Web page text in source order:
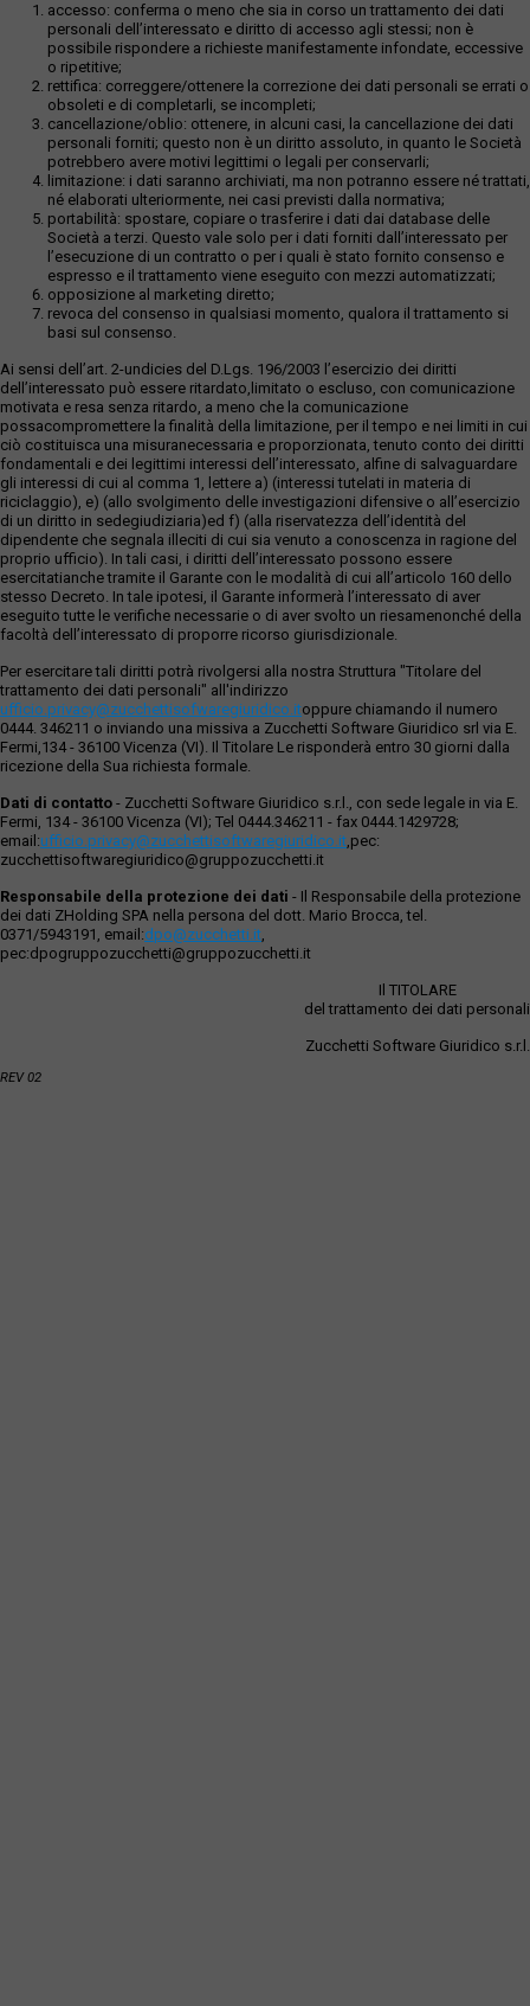
accesso: conferma o meno che sia in corso un trattamento dei dati
personali dell’interessato e diritto di accesso agli stessi; non è
possibile rispondere a richieste manifestamente infondate, eccessive
o ripetitive;
rettifica: correggere/ottenere la correzione dei dati personali se errati o
obsoleti e di completarli, se incompleti;
cancellazione/oblio: ottenere, in alcuni casi, la cancellazione dei dati
personali forniti; questo non è un diritto assoluto, in quanto le Società
potrebbero avere motivi legittimi o legali per conservarli;
limitazione: i dati saranno archiviati, ma non potranno essere né trattati,
né elaborati ulteriormente, nei casi previsti dalla normativa;
portabilità: spostare, copiare o trasferire i dati dai database delle
Società a terzi. Questo vale solo per i dati forniti dall’interessato per
l’esecuzione di un contratto o per i quali è stato fornito consenso e
espresso e il trattamento viene eseguito con mezzi automatizzati;
opposizione al marketing diretto;
revoca del consenso in qualsiasi momento, qualora il trattamento si
basi sul consenso.
Ai sensi dell’art. 2-undicies del D.Lgs. 196/2003 l’esercizio dei diritti
dell’interessato può essere ritardato,limitato o escluso, con comunicazione
motivata e resa senza ritardo, a meno che la comunicazione
possacompromettere la finalità della limitazione, per il tempo e nei limiti in cui
ciò costituisca una misuranecessaria e proporzionata, tenuto conto dei diritti
fondamentali e dei legittimi interessi dell’interessato, alfine di salvaguardare
gli interessi di cui al comma 1, lettere a) (interessi tutelati in materia di
riciclaggio), e) (allo svolgimento delle investigazioni difensive o all’esercizio
di un diritto in sedegiudiziaria)ed f) (alla riservatezza dell’identità del
dipendente che segnala illeciti di cui sia venuto a conoscenza in ragione del
proprio ufficio). In tali casi, i diritti dell’interessato possono essere
esercitatianche tramite il Garante con le modalità di cui all’articolo 160 dello
stesso Decreto. In tale ipotesi, il Garante informerà l’interessato di aver
eseguito tutte le verifiche necessarie o di aver svolto un riesamenonché della
facoltà dell’interessato di proporre ricorso giurisdizionale.
Per esercitare tali diritti potrà rivolgersi alla nostra Struttura "Titolare del
trattamento dei dati personali" all'indirizzo
ufficio.privacy@zucchettisofwaregiuridico.itoppure chiamando il numero
0444. 346211 o inviando una missiva a Zucchetti Software Giuridico srl via E.
Fermi,134 - 36100 Vicenza (VI). Il Titolare Le risponderà entro 30 giorni dalla
ricezione della Sua richiesta formale.
Dati di contatto - Zucchetti Software Giuridico s.r.l., con sede legale in via E.
Fermi, 134 - 36100 Vicenza (VI); Tel 0444.346211 - fax 0444.1429728;
email:ufficio.privacy@zucchettisoftwaregiuridico.it,pec:
zucchettisoftwaregiuridico@gruppozucchetti.it
Responsabile della protezione dei dati - Il Responsabile della protezione
dei dati ZHolding SPA nella persona del dott. Mario Brocca, tel.
0371/5943191, email:dpo@zucchetti.it,
pec:dpogruppozucchetti@gruppozucchetti.it
Il TITOLARE
del trattamento dei dati personali
Zucchetti Software Giuridico s.r.l.
REV 02